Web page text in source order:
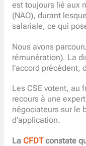
est toujours lié aux
(NAO), durant
salariale, ce qui
Nous avons
rémunération). La
l’accord précédent,
Les CSE votent, au
recours à une
négociateurs sur le
d’application.
La CFDTconstate